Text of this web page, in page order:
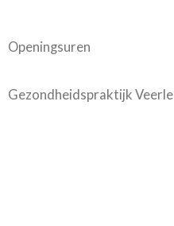
Openingsuren
Gezondheidspraktijk Veerle